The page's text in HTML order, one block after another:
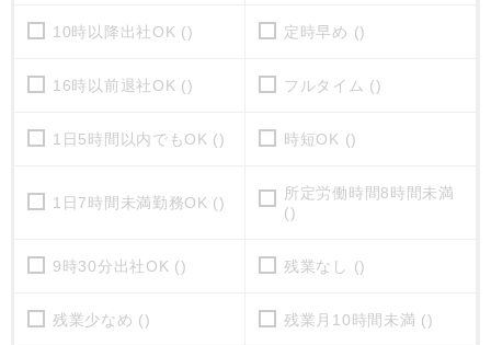
10時以降出社OK () 定時早め ()
16時以前退社OK () フルタイム ()
1日5時間以内でもOK () 時短OK ()
1日7時間未満勤務OK ()
所定労働時間8時間未満
()
9時30分出社OK () 残業なし ()
残業少なめ () 残業月10時間未満 ()